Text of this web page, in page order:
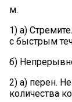
м.
1) а)
с быстрым
б)
2) а) перен.
количества